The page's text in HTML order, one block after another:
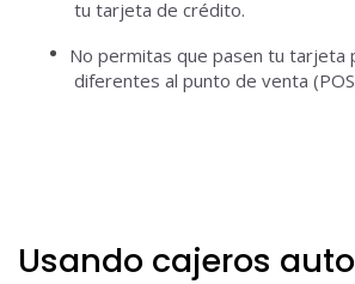
tu tarjeta de crédito.
No permitas que pasen tu tarjeta
diferentes al punto de venta
Usando cajeros